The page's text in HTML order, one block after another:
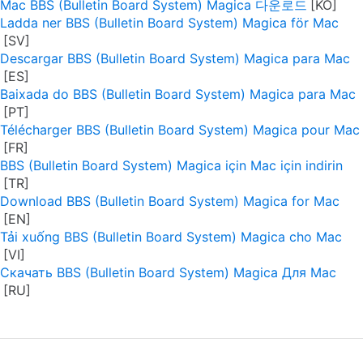
Mac BBS (Bulletin Board System) Magica 다운로드
Ladda ner BBS (Bulletin Board System) Magica för Mac
Descargar BBS (Bulletin Board System) Magica para Mac
Baixada do BBS (Bulletin Board System) Magica para Mac
Télécharger BBS (Bulletin Board System) Magica pour Mac
BBS (Bulletin Board System) Magica için Mac için indirin
Download BBS (Bulletin Board System) Magica for Mac
Tải xuống BBS (Bulletin Board System) Magica cho Mac
Скачать BBS (Bulletin Board System) Magica Для Mac